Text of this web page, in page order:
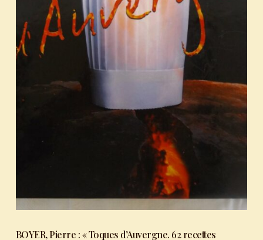
BOYER, Pierre : « Toques d’Auvergne. 62 recettes